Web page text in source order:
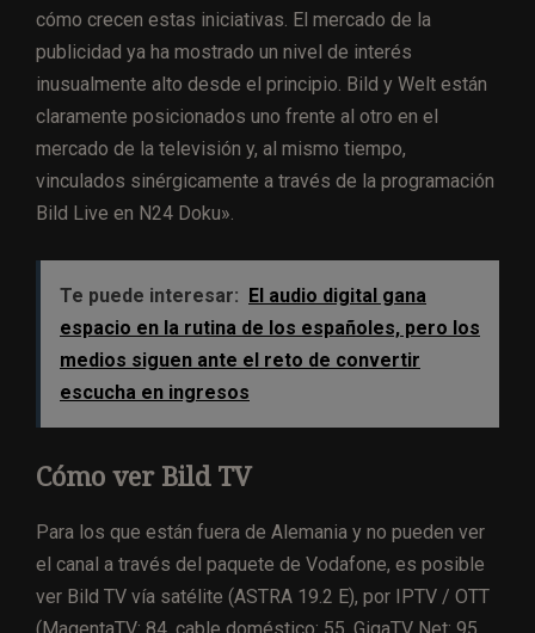
cómo crecen estas iniciativas. El mercado de la
publicidad ya ha mostrado un nivel de interés
inusualmente alto desde el principio. Bild y Welt están
claramente posicionados uno frente al otro en el
mercado de la televisión y, al mismo tiempo,
vinculados sinérgicamente a través de la programación
Bild Live en N24 Doku».
Te puede interesar: El audio digital gana
espacio en la rutina de los españoles, pero los
medios siguen ante el reto de convertir
escucha en ingresos
Cómo ver Bild TV
Para los que están fuera de Alemania y no pueden ver
el canal a través del paquete de Vodafone, es posible
ver Bild TV vía satélite (ASTRA 19.2 E), por IPTV / OTT